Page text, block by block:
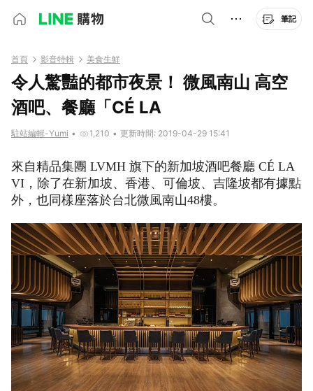
筆記
首頁 影音特輯 美食生鮮
令人驚豔的都市夜景！ 微風南山 高空
酒吧、餐廳「CÉ LA
駐站編輯-Yumi • 1,210 • 更新時間: 2019-04-29 15:41
來自精品集團 LVMH 旗下的新加坡酒吧餐廳 CÉ LA
VI，除了在新加坡、香港、可倫坡、吉隆坡都有據點
外，也同樣座落於台北微風南山48樓。